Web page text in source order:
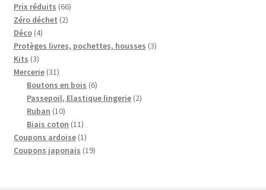
produits
Prix réduits 6666
Zéro déchet 22
Déco 44
produits
Protèges livres, pochettes, housses 33
Kits 33
produits
Mercerie 3131
produits
Boutons en bois 66
produits
Passepoil, Elastique lingerie 22
Ruban 1010
produits
Biais coton 1111
produits
Coupons ardoise 11
produit
Coupons japonais 1919